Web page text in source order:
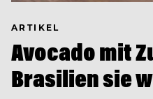
ARTIKEL
Avocado mit
Brasilien sie